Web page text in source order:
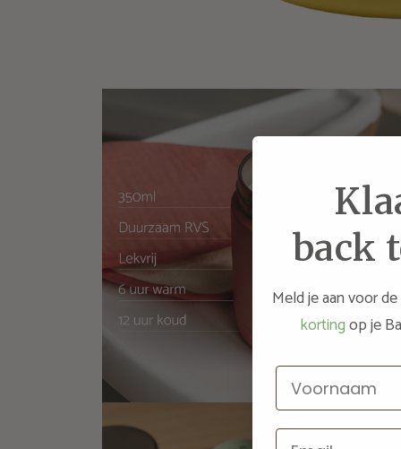
back
Meld je aan voor
kortingop je
Voornaam
Email